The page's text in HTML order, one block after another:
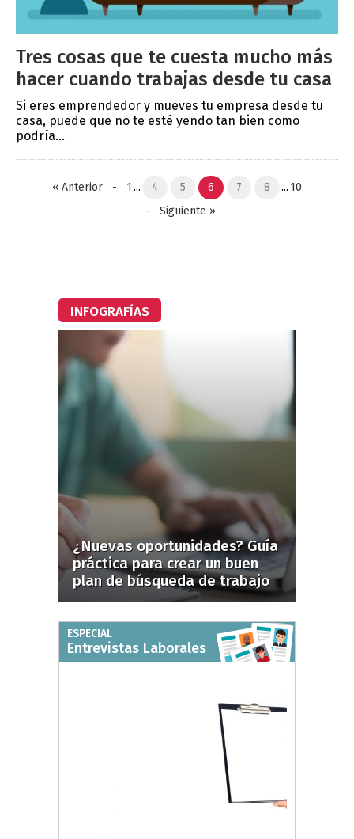
Tres cosas que te cuesta mucho más
hacer cuando trabajas desde tu casa
Si eres emprendedor y mueves tu empresa desde tu
casa, puede que no te esté yendo tan bien como
podría...
« Anterior - 1 ... 4 5 6 7 8 ... 10
- Siguiente »
INFOGRAFÍAS
¿Nuevas oportunidades? Guía
práctica para crear un buen
plan de búsqueda de trabajo
ESPECIAL
Entrevistas Laborales